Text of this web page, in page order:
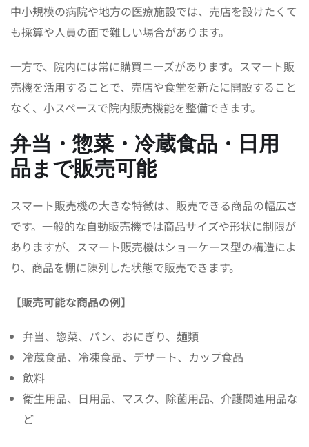
中小規模の病院や地方の医療施設では、売店を設けたくて
も採算や人員の面で難しい場合があります。
一方で、院内には常に購買ニーズがあります。スマート販
売機を活用することで、売店や食堂を新たに開設すること
なく、小スペースで院内販売機能を整備できます。
弁当・惣菜・冷蔵食品・日用
品まで販売可能
スマート販売機の大きな特徴は、販売できる商品の幅広さ
です。一般的な自動販売機では商品サイズや形状に制限が
ありますが、スマート販売機はショーケース型の構造によ
り、商品を棚に陳列した状態で販売できます。
【販売可能な商品の例】
弁当、惣菜、パン、おにぎり、麺類
冷蔵食品、冷凍食品、デザート、カップ食品
飲料
衛生用品、日用品、マスク、除菌用品、介護関連用品な
ど